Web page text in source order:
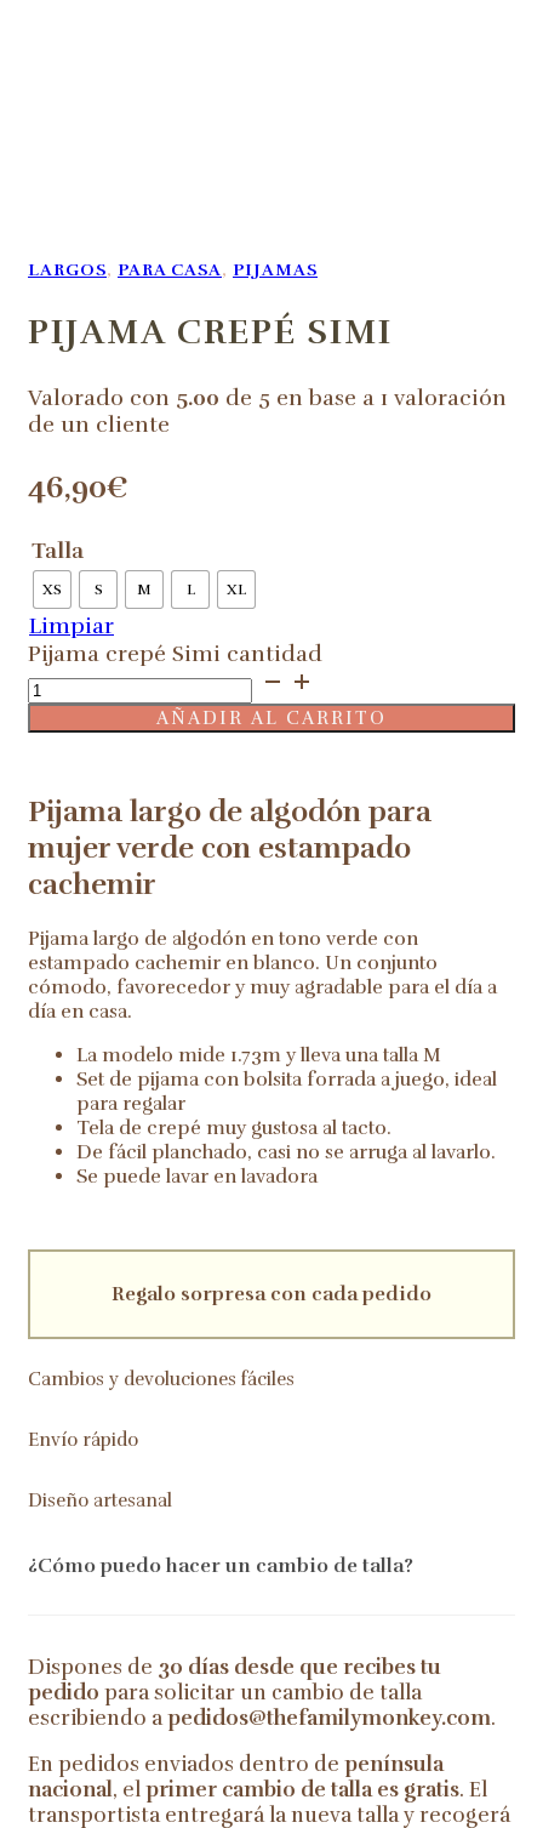
LARGOS, PARA CASA, PIJAMAS
PIJAMA CREPÉ SIMI
Valorado con 5.00 de 5 en base a 1 valoración
de un cliente
46,90€
Talla
XS S M L XL
Limpiar
Pijama crepé Simi cantidad
AÑADIR AL CARRITO
Pijama largo de algodón para
mujer verde con estampado
cachemir
Pijama largo de algodón en tono verde con
estampado cachemir en blanco. Un conjunto
cómodo, favorecedor y muy agradable para el día a
día en casa.
La modelo mide 1.73m y lleva una talla M
Set de pijama con bolsita forrada a juego, ideal
para regalar
Tela de crepé muy gustosa al tacto.
De fácil planchado, casi no se arruga al lavarlo.
Se puede lavar en lavadora
Regalo sorpresa con cada pedido
Cambios y devoluciones fáciles
Envío rápido
Diseño artesanal
¿Cómo puedo hacer un cambio de talla?
Dispones de 30 días desde que recibes tu
pedido para solicitar un cambio de talla
escribiendo apedidos@thefamilymonkey.com.
En pedidos enviados dentro de península
nacional, elprimer cambio de talla es gratis. El
transportista entregará la nueva talla y recogerá